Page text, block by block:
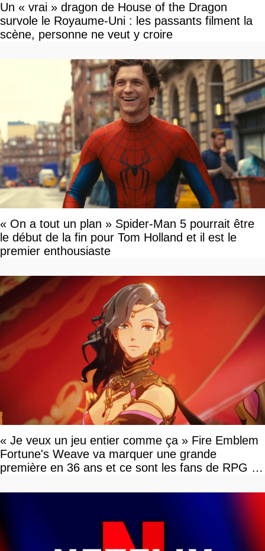
Un « vrai » dragon de House of the Dragon
survole le Royaume-Uni : les passants filment la
scène, personne ne veut y croire
« On a tout un plan » Spider-Man 5 pourrait être
le début de la fin pour Tom Holland et il est le
premier enthousiaste
« Je veux un jeu entier comme ça » Fire Emblem
Fortune's Weave va marquer une grande
première en 36 ans et ce sont les fans de RPG en